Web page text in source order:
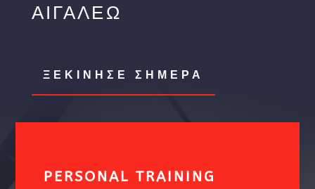
ΑΙΓΆΛΕΩ
ΞΕΚΙΝΗΣΕ ΣΗΜΕΡΑ
PERSONAL TRAINING